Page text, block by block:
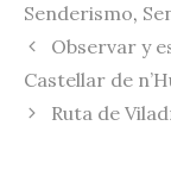
n
k
lp
Senderismo,
Observar y
Castellar de
Ruta de